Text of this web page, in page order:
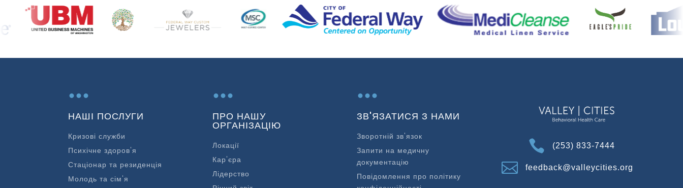
...
НАШІ ПОСЛУГИ
Кризові служби
Психічне здоров'я
Стаціонар та резиденція
Молодь та сім'я
...
ПРО НАШУ
ОРГАНІЗАЦІЮ
Локації
Кар'єра
Лідерство
...
ЗВ'ЯЗАТИСЯ З НАМИ
Зворотній зв'язок
Запити на медичну
документацію
Повідомлення про політику
 (253) 833-7444
 feedback@valleycities.org